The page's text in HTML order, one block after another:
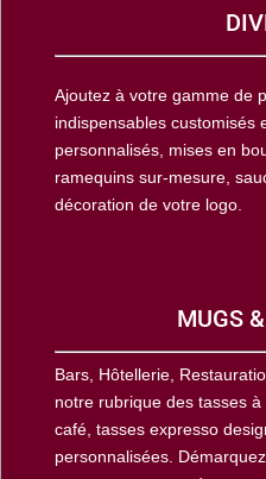
Ajoutez à votre gamme de
indispensables customisés
personnalisés, mises en
ramequins sur-mesure,
décoration de votre logo.
MUGS
Bars, Hôtellerie,
notre rubrique des tasses
café, tasses expresso
personnalisées.